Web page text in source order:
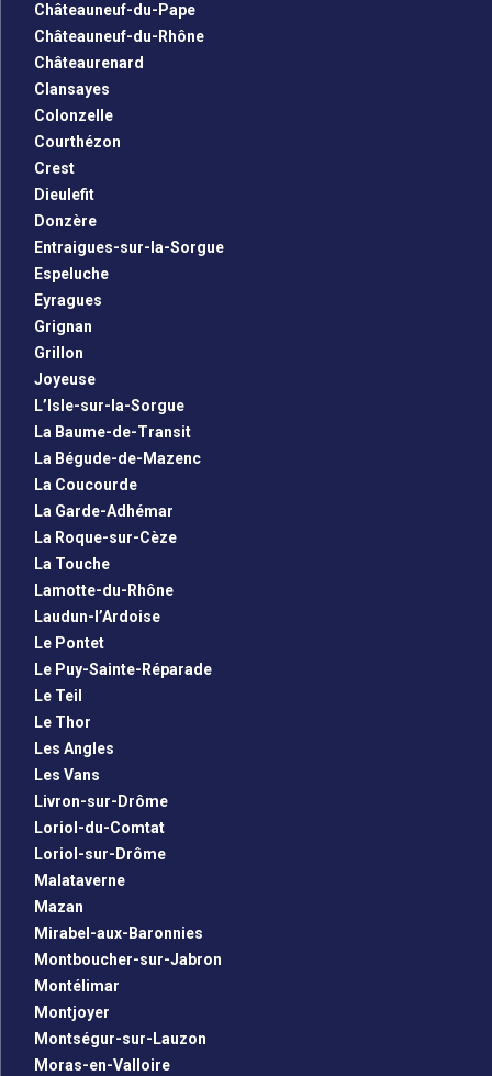
Châteauneuf-du-Pape
Châteauneuf-du-Rhône
Châteaurenard
Clansayes
Colonzelle
Courthézon
Crest
Dieulefit
Donzère
Entraigues-sur-la-Sorgue
Espeluche
Eyragues
Grignan
Grillon
Joyeuse
L’Isle-sur-la-Sorgue
La Baume-de-Transit
La Bégude-de-Mazenc
La Coucourde
La Garde-Adhémar
La Roque-sur-Cèze
La Touche
Lamotte-du-Rhône
Laudun-l’Ardoise
Le Pontet
Le Puy-Sainte-Réparade
Le Teil
Le Thor
Les Angles
Les Vans
Livron-sur-Drôme
Loriol-du-Comtat
Loriol-sur-Drôme
Malataverne
Mazan
Mirabel-aux-Baronnies
Montboucher-sur-Jabron
Montélimar
Montjoyer
Montségur-sur-Lauzon
Moras-en-Valloire